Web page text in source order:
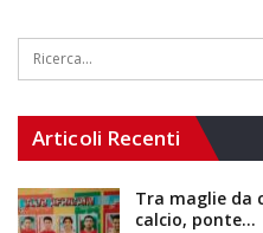
Articoli Recenti
Tra maglie da
calcio, ponte…